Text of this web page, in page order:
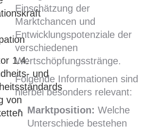
1.4:
und
von
Einschätzung der
Marktchancen und
Entwicklungspotenziale der
verschiedenen
Wertschöpfungsstränge.
Folgende Informationen sind
hierbei besonders relevant:
Marktposition: Welche
Unterschiede bestehen